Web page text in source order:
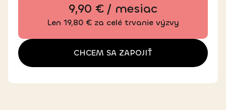
9,90 € / mesiac
Len 19,80 € za celé trvanie výzvy
CHCEM SA ZAPOJIŤ